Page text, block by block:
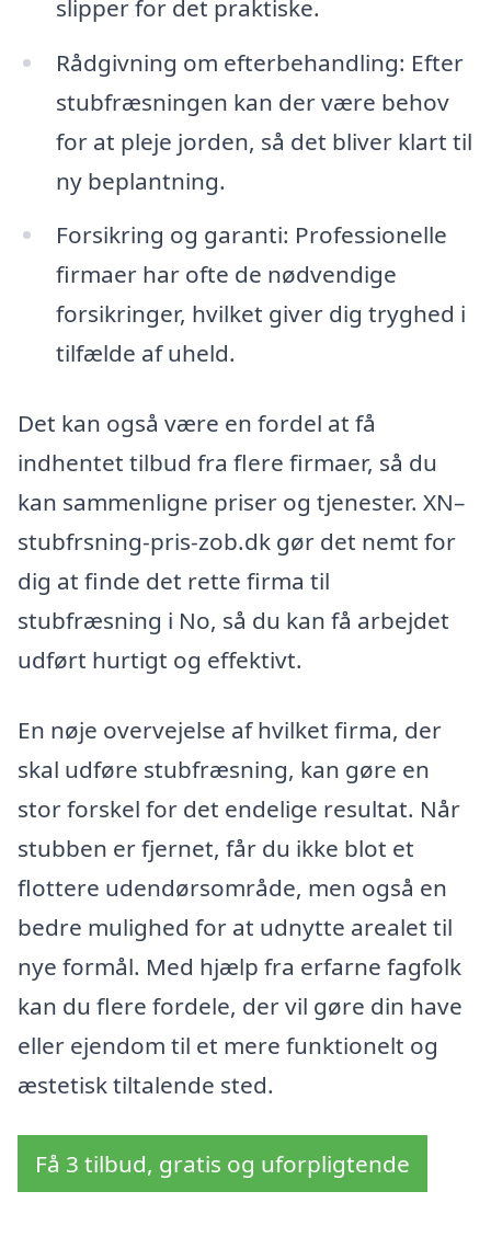
slipper for det praktiske.
Rådgivning om efterbehandling: Efter
stubfræsningen kan der være behov
for at pleje jorden, så det bliver klart til
ny beplantning.
Forsikring og garanti: Professionelle
firmaer har ofte de nødvendige
forsikringer, hvilket giver dig tryghed i
tilfælde af uheld.
Det kan også være en fordel at få
indhentet tilbud fra flere firmaer, så du
kan sammenligne priser og tjenester. XN–
stubfrsning-pris-zob.dk gør det nemt for
dig at finde det rette firma til
stubfræsning i No, så du kan få arbejdet
udført hurtigt og effektivt.
En nøje overvejelse af hvilket firma, der
skal udføre stubfræsning, kan gøre en
stor forskel for det endelige resultat. Når
stubben er fjernet, får du ikke blot et
flottere udendørsområde, men også en
bedre mulighed for at udnytte arealet til
nye formål. Med hjælp fra erfarne fagfolk
kan du flere fordele, der vil gøre din have
eller ejendom til et mere funktionelt og
æstetisk tiltalende sted.
Få 3 tilbud, gratis og uforpligtende